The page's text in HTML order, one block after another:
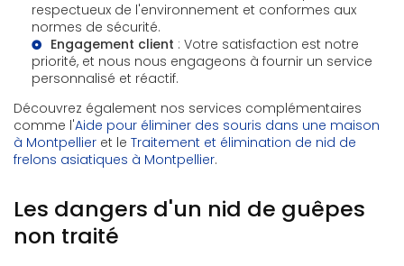
respectueux de l'environnement et conformes aux
normes de sécurité.
Engagement client : Votre satisfaction est notre
priorité, et nous nous engageons à fournir un service
personnalisé et réactif.
Découvrez également nos services complémentaires
comme l'Aide pour éliminer des souris dans une maison
à Montpellier et le Traitement et élimination de nid de
frelons asiatiques à Montpellier.
Les dangers d'un nid de guêpes
non traité